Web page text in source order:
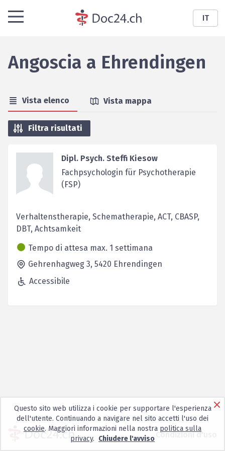
IT
Angoscia a Ehrendingen
Vista elenco Vista mappa
Filtra risultati
Dipl. Psych. Steffi Kiesow
Fachpsychologin für Psychotherapie
(FSP)
Verhaltenstherapie, Schematherapie, ACT, CBASP,
DBT, Achtsamkeit
Tempo di attesa max. 1 settimana
Gehrenhagweg 3, 5420 Ehrendingen
Accessibile
Condizioni d'uso
Questo sito web utilizza i cookie per supportare l'esperienza
dell'utente. Continuando a navigare nel sito accetti l'uso dei
cookie. Maggiori informazioni nella nostra politica sulla
privacy. Chiudere l'avviso